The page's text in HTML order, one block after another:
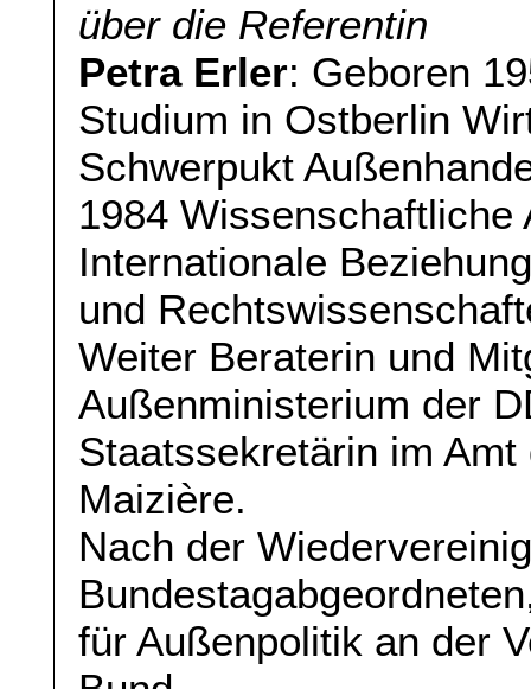
über die Referentin
Petra Erler: Geboren
Studium in Ostberlin
Schwerpukt
1984
Internationale
und
Weiter Beraterin und
Außenministerium der
Staatssekretärin im
Maizière.
Nach der
für Außenpolitik an der